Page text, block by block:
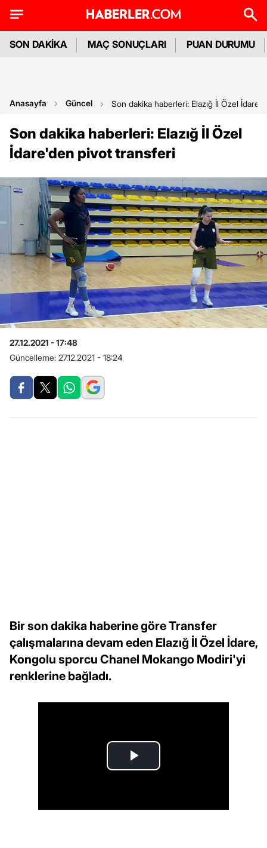
SON DAKİKA MAÇ SONUÇLARI PUAN DURUMU
Anasayfa Güncel Son dakika haberleri: Elazığ İl Özel
Son dakika haberleri: Elazığ İl Özel
İdare'den pivot transferi
27.12.2021 - 17:48
Güncelleme: 27.12.2021 - 18:24
Bir son dakika haberine göre Transfer
çalışmalarına devam eden Elazığ İl Özel İdare,
Kongolu sporcu Chanel Mokango Modiri'yi
renklerine bağladı.